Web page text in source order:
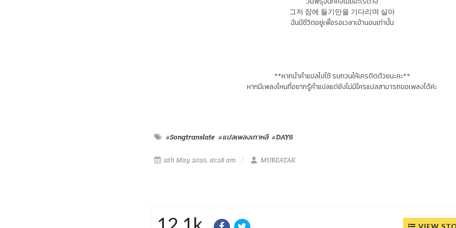
그저 잠에 들기만을 기다리며 살아
ฉันมีชีวิตอยู่เพื่อรอเวลาเข้านอนเท่านั้น
**หากนำคำแปลไปใช้ รบกวนให้เครดิตด้วยนะคะ**
หากมีเพลงไหนที่อยากรู้คำแปลแต่ยังไม่มีใครแปลสามารถขอเพลงได้ค่ะ
#Songtranslate #แปลเพลงเกาหลี #DAY6
11th May 2020, 10:28 am MUBEATAK